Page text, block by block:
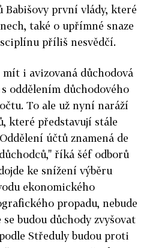
Babišovy první vlády, které
také o upřímné snaze
příliš nesvědčí.
mít i avizovaná důchodová
oddělením důchodového
To ale už nyní naráží
které představují stále
účtů znamená de
říká šéf odborů
ke snížení výběru
ekonomického
propadu, nebude
budou důchody zvyšovat
Středuly budou proti